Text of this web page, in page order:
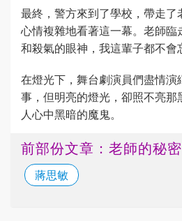
最終，警方來到了學校，帶走了
心情複雜地看著這一幕。老師
和殺氣的眼神，我這輩子都不會
在燈光下，舞台劇演員們盡情演
事，但明亮的燈光，卻照不亮
人心中黑暗的魔鬼。
前部份文章：老師的秘密
蔣思敏